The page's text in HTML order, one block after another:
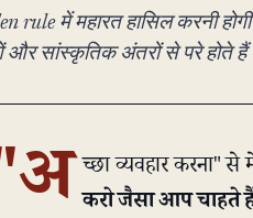
rule में महारत हासिल करनी
और सांस्कृतिक अंतरों से परे होते
च्छा व्यवहार करना"
करो जैसा आप चाहते